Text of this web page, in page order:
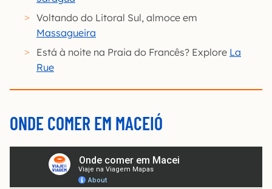
Voltando do Litoral Sul, almoce em
Massagueira
Está à noite na Praia do Francês? Explore La
Rue
ONDE COMER EM MACEIÓ